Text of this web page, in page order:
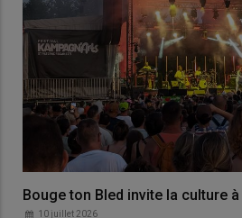
Bouge ton Bled invite la culture
10 juillet 2026